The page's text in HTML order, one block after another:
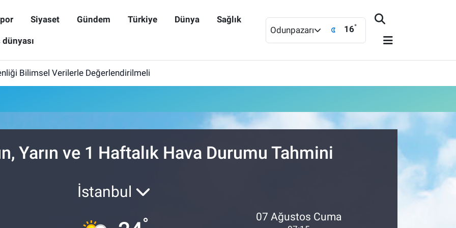
Siyaset Gündem Türkiye Dünya Sağlık
Odunpazarı 16°
Bilimsel Verilerle Değerlendirilmeli
Yarın ve 1 Haftalık Hava Durumu Tahmini
İstanbul
° 07 Ağustos Cuma